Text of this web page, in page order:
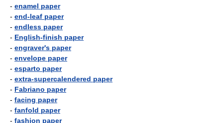
- enamel paper
- end-leaf paper
- endless paper
- English-finish paper
- engraver's paper
- envelope paper
- esparto paper
- extra-supercalendered paper
- Fabriano paper
- facing paper
- fanfold paper
- fashion paper